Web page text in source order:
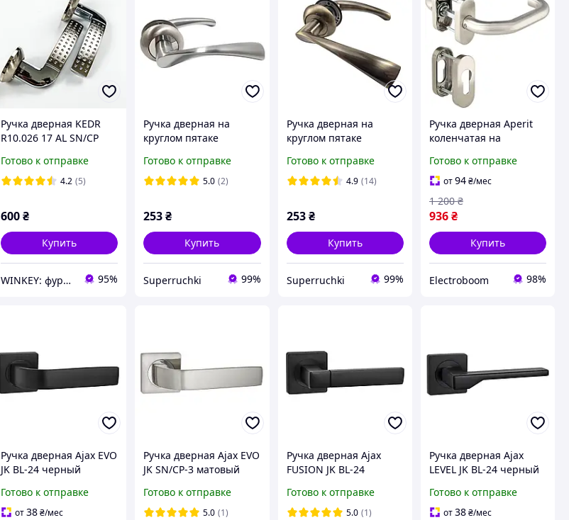
Ручка дверная KEDR
R10.026 17 AL SN/CP
Готово к отправке
4.2 (5)
600₴
Купить
WINKEY: фурнитура для окон и дверей 95%
Ручка дверная на
круглом пятаке
Готово к отправке
5.0 (2)
253₴
Купить
Superruchki 99%
Ручка дверная на
круглом пятаке
Готово к отправке
4.9 (14)
253 ₴
Купить
Superruchki 99%
Ручка дверная Aperit
коленчатая на
матовая нержавеющая
сталь
Готово к отправке
от94₴/мес
936₴
1 200 ₴
Купить
Electroboom 98%
Ручка дверная Ajax EVO
JK BL-24 черный
Готово к отправке
от38₴/мес
Ручка дверная Ajax EVO
JK SN/CP-3 матовый
Готово к отправке
5.0 (1)
Ручка дверная Ajax
FUSION JK BL-24
Готово к отправке
5.0 (1)
Ручка дверная Ajax
LEVEL JK BL-24 черный
Готово к отправке
от38₴/мес